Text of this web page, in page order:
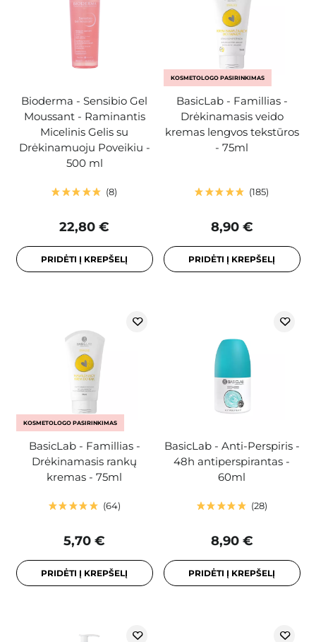
Bioderma - Sensibio Gel
Moussant - Raminantis
Micelinis Gelis su
Drėkinamuoju Poveikiu -
500 ml
8
22,80 €
PRIDĖTI Į KREPŠELĮ
KOSMETOLOGO PASIRINKIMAS
BasicLab - Famillias -
Drėkinamasis veido
kremas lengvos tekstūros
- 75ml
185
8,90 €
PRIDĖTI Į KREPŠELĮ
KOSMETOLOGO PASIRINKIMAS
BasicLab - Famillias -
Drėkinamasis rankų
kremas - 75ml
64
5,70 €
PRIDĖTI Į KREPŠELĮ
BasicLab - Anti-Perspiris -
48h antiperspirantas -
60ml
28
8,90 €
PRIDĖTI Į KREPŠELĮ